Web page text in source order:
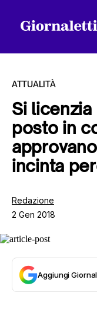
Tutti gli articoli
ATTUALITÀ
Si
posto in
incinta
Redazione
2 Gen 2018
Aggiungi